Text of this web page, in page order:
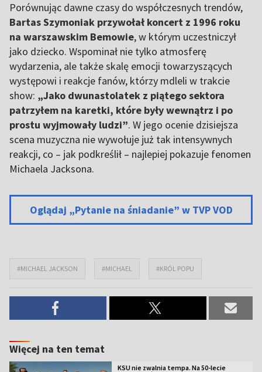
Porównując dawne czasy do współczesnych trendów,
Bartas Szymoniak przywołał koncert z 1996 roku
na warszawskim Bemowie, w którym uczestniczył
jako dziecko. Wspominał nie tylko atmosferę
wydarzenia, ale także skalę emocji towarzyszących
występowi i reakcje fanów, którzy mdleli w trakcie
show: „Jako dwunastolatek z piątego sektora
patrzyłem na karetki, które były wewnątrz i po
prostu wyjmowały ludzi”. W jego ocenie dzisiejsza
scena muzyczna nie wywołuje już tak intensywnych
reakcji, co – jak podkreślił – najlepiej pokazuje fenomen
Michaela Jacksona.
Oglądaj „Pytanie na śniadanie” w TVP VOD
#MICHAEL JACKSON #MICHAEL #KRÓL POPU
Więcej na ten temat
KSU nie zwalnia tempa. Na 50-lecie